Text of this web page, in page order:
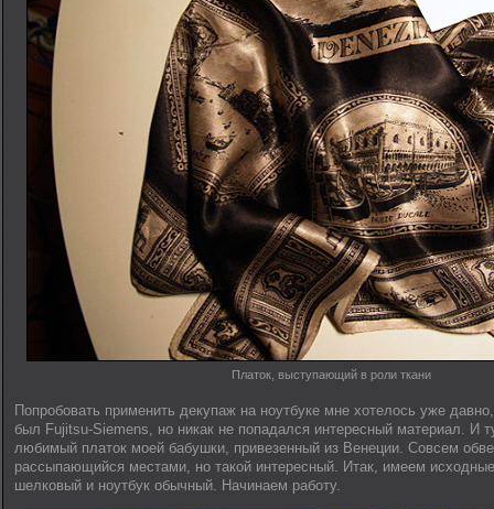
Платок, выступающий в роли ткани
Попробовать применить декупаж на ноутбуке мне хотелось уже
был Fujitsu-Siemens, но никак не попадался интересный материал. И
любимый платок моей бабушки, привезенный из Венеции. Совсем
рассыпающийся местами, но такой интересный. Итак, имеем
шелковый и ноутбук обычный. Начинаем работу.